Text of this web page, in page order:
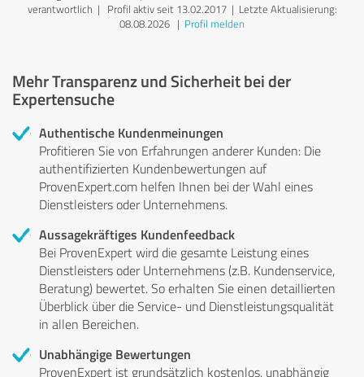
verantwortlich | Profil aktiv seit 13.02.2017 | Letzte Aktualisierung:
08.08.2026 | Profil melden
Mehr Transparenz und Sicherheit bei der
Expertensuche
Authentische Kundenmeinungen
Profitieren Sie von Erfahrungen anderer Kunden: Die
authentifizierten Kundenbewertungen auf
ProvenExpert.com helfen Ihnen bei der Wahl eines
Dienstleisters oder Unternehmens.
Aussagekräftiges Kundenfeedback
Bei ProvenExpert wird die gesamte Leistung eines
Dienstleisters oder Unternehmens (z.B. Kundenservice,
Beratung) bewertet. So erhalten Sie einen detaillierten
Überblick über die Service- und Dienstleistungsqualität
in allen Bereichen.
Unabhängige Bewertungen
ProvenExpert ist grundsätzlich kostenlos, unabhängig